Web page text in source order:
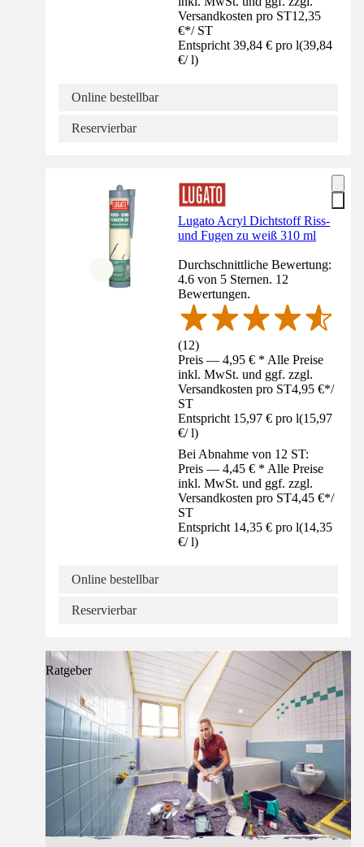
Versandkosten pro ST12,35
€*/ ST
Entspricht 39,84 € pro l(39,84
€/ l)
Online bestellbar
Reservierbar
Lugato Acryl Dichtstoff Riss-
und Fugen zu weiß 310 ml
Durchschnittliche Bewertung:
4.6 von 5 Sternen. 12
Bewertungen.
(12)
Preis — 4,95 € * Alle Preise
inkl. MwSt. und ggf. zzgl.
Versandkosten pro ST4,95 €*/
ST
Entspricht 15,97 € pro l(15,97
€/ l)
Bei Abnahme von 12 ST:
Preis — 4,45 € * Alle Preise
inkl. MwSt. und ggf. zzgl.
Versandkosten pro ST4,45 €*/
ST
Entspricht 14,35 € pro l(14,35
€/ l)
Online bestellbar
Reservierbar
Ratgeber